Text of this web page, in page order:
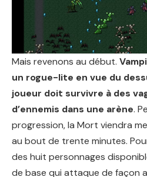
Mais revenons au début.
un rogue-lite en vue du
joueur doit survivre à des
d’ennemis dans une arène.
progression, la Mort viendra
au bout de trente minutes.
des huit personnages
de base qui attaque de façon